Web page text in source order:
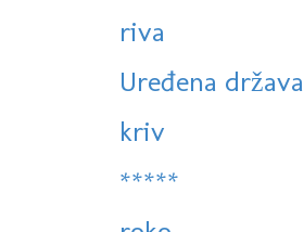
riva
Uređena država
kriv
*****